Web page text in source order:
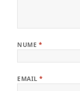
NUME *
EMAIL*